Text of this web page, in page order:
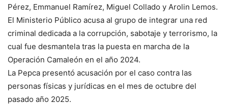
Pérez, Emmanuel Ramírez, Miguel Collado y Arolin Lemos.
El Ministerio Público acusa al grupo de integrar una red
criminal dedicada a la corrupción, sabotaje y terrorismo, la
cual fue desmantela tras la puesta en marcha de la
Operación Camaleón en el año 2024.
La Pepca presentó acusación por el caso contra las
personas físicas y jurídicas en el mes de octubre del
pasado año 2025.